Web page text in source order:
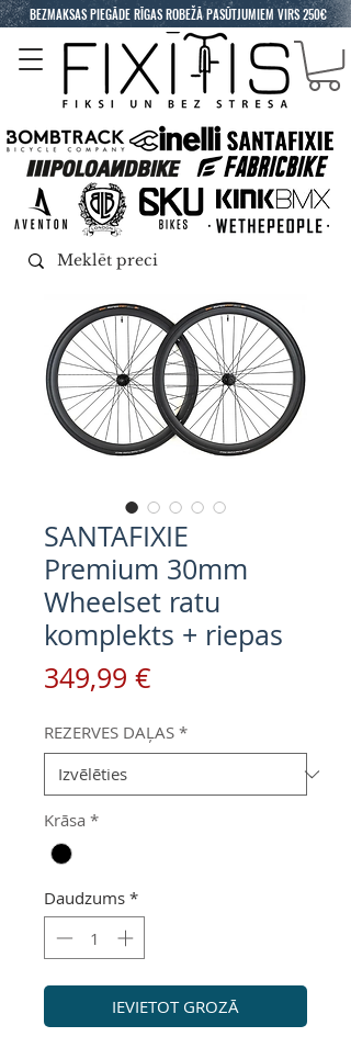
BEZMAKSAS PIEGĀDE RĪGAS ROBEŽĀ PASŪTJUMIEM VIRS 250€
SANTAFIXIE
Premium 30mm
Wheelset ratu
komplekts + riepas
349,99 €
REZERVES DAĻAS *
Krāsa *
Daudzums *
IEVIETOT GROZĀ